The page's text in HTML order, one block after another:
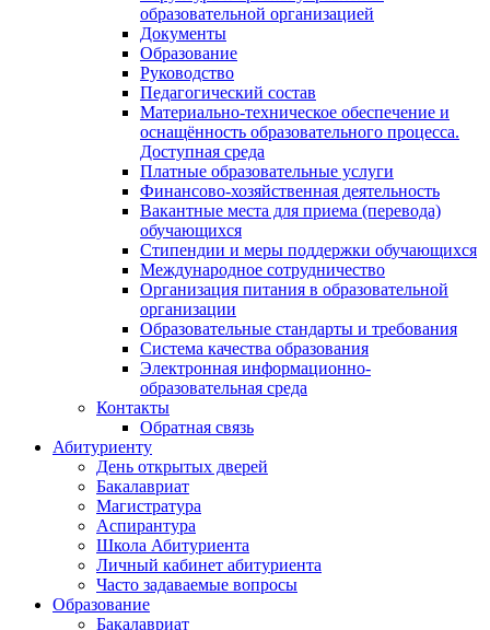
образовательной организацией
Документы
Образование
Руководство
Педагогический состав
Материально-техническое обеспечение и
оснащённость образовательного процесса.
Доступная среда
Платные образовательные услуги
Финансово-хозяйственная деятельность
Вакантные места для приема (перевода)
обучающихся
Стипендии и меры поддержки обучающихся
Международное сотрудничество
Организация питания в образовательной
организации
Образовательные стандарты и требования
Система качества образования
Электронная информационно-
образовательная среда
Контакты
Обратная связь
Абитуриенту
День открытых дверей
Бакалавриат
Магистратура
Аспирантура
Школа Абитуриента
Личный кабинет абитуриента
Часто задаваемые вопросы
Образование
Бакалавриат